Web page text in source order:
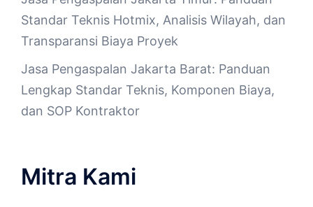
Standar Teknis Hotmix, Analisis Wilayah, dan
Transparansi Biaya Proyek
Jasa Pengaspalan Jakarta Barat: Panduan
Lengkap Standar Teknis, Komponen Biaya,
dan SOP Kontraktor
Mitra Kami